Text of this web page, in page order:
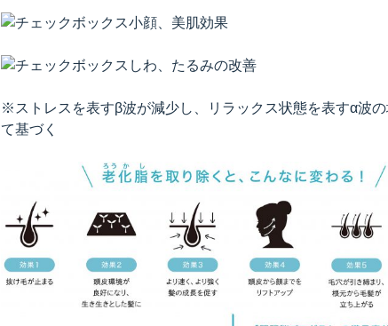
小顔、美肌効果
しわ、たるみの改善
※ストレスを表すβ波が減少し、リラックス状態を表すα波の
て基づく